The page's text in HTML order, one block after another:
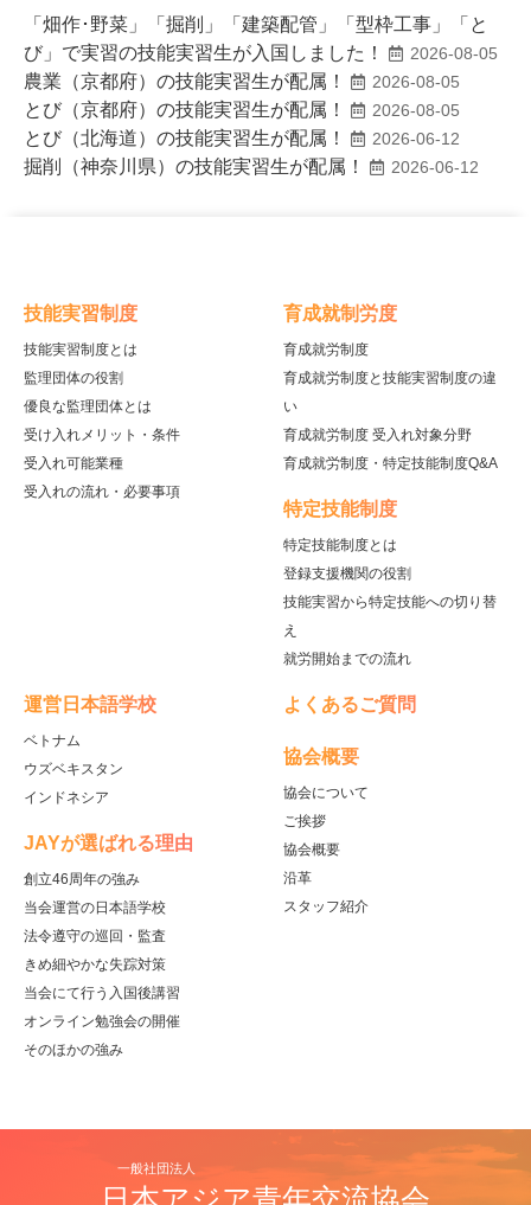
「畑作･野菜」「掘削」「建築配管」「型枠工事」「と
び」で実習の技能実習生が入国しました！
2026-08-05
農業（京都府）の技能実習生が配属！ 2026-08-05
とび（京都府）の技能実習生が配属！ 2026-08-05
とび（北海道）の技能実習生が配属！ 2026-06-12
掘削（神奈川県）の技能実習生が配属！ 2026-06-12
技能実習制度
技能実習制度とは
監理団体の役割
優良な監理団体とは
受け入れメリット・条件
受入れ可能業種
受入れの流れ・必要事項
育成就制労度
育成就労制度
育成就労制度と技能実習制度の違
い
育成就労制度 受入れ対象分野
育成就労制度・特定技能制度Q&A
特定技能制度
特定技能制度とは
登録支援機関の役割
技能実習から特定技能への切り替
え
就労開始までの流れ
運営日本語学校
ベトナム
ウズベキスタン
インドネシア
JAYが選ばれる理由
創立46周年の強み
当会運営の日本語学校
法令遵守の巡回・監査
きめ細やかな失踪対策
当会にて行う入国後講習
オンライン勉強会の開催
そのほかの強み
よくあるご質問
協会概要
協会について
ご挨拶
協会概要
沿革
スタッフ紹介
一般社団法人